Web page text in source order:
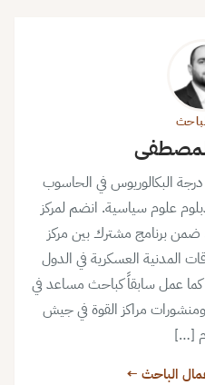
البكالوريوس في الحاسوب
علوم سياسية. انضم لمركز
مع بدايات عام 2018، ضمن برنامج مشترك بين مركز
المدنية العسكرية في الدول
عمل سابقاً كباحث مساعد في
مراكز القوة في جيش
[…]
الباحث ←